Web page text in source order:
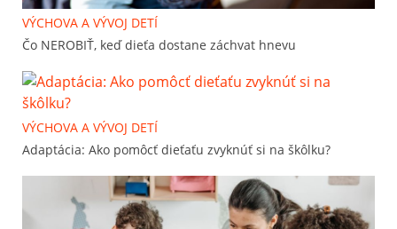
VÝCHOVA A VÝVOJ DETÍ
Čo NEROBIŤ, keď dieťa dostane záchvat hnevu
VÝCHOVA A VÝVOJ DETÍ
Adaptácia: Ako pomôcť dieťaťu zvyknúť si na škôlku?